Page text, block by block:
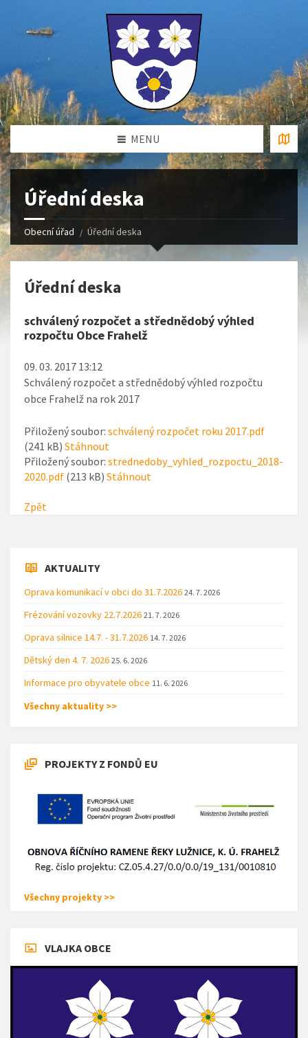
MENU
Úřední deska
Obecní úřad Úřední deska
Úřední deska
schválený rozpočet a střednědobý výhled
rozpočtu Obce Frahelž
09. 03. 2017 13:12
Schválený rozpočet a střednědobý výhled rozpočtu
obce Frahelž na rok 2017
Přiložený soubor: schválený rozpočet roku 2017.pdf
(241 kB) Stáhnout
Přiložený soubor: strednedoby_vyhled_rozpoctu_2018-
2020.pdf (213 kB) Stáhnout
Zpět
AKTUALITY
Oprava komunikací v obci do 31.7.2026 24. 7. 2026
Frézování vozovky 22.7.2026 21. 7. 2026
Oprava silnice 14.7. - 31.7.2026 14. 7. 2026
Dětský den 4. 7. 2026 25. 6. 2026
Informace pro obyvatele obce 11. 6. 2026
Všechny aktuality >>
PROJEKTY Z FONDŮ EU
Všechny projekty >>
VLAJKA OBCE